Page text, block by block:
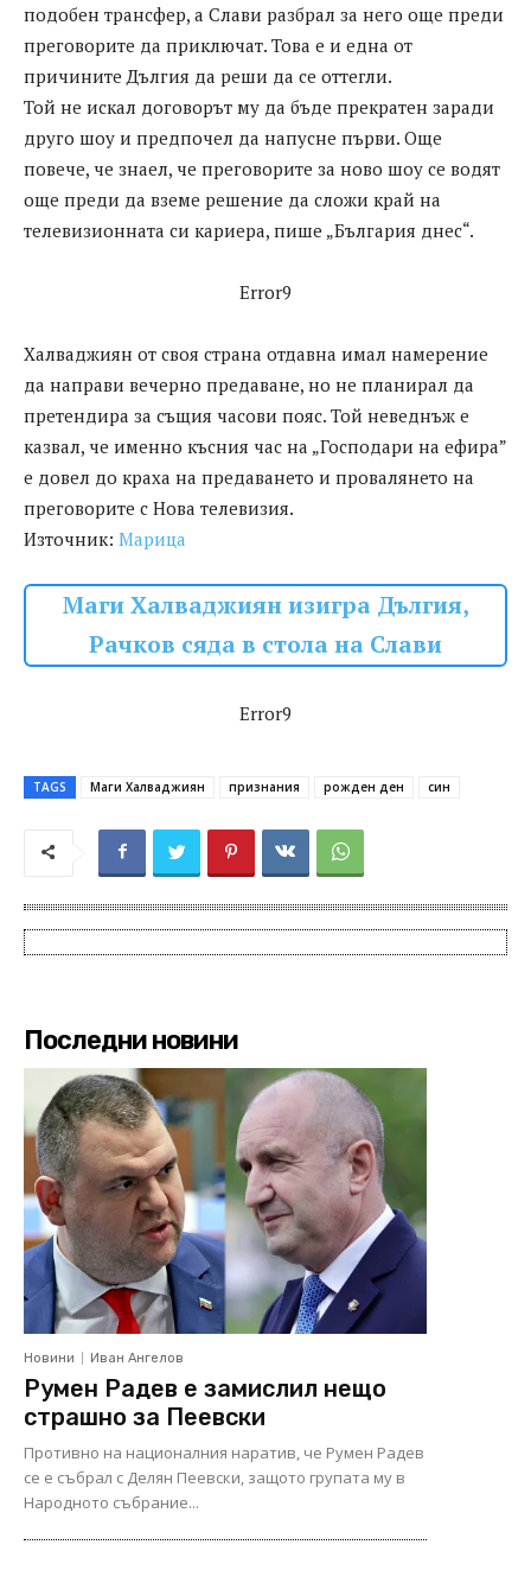
подобен трансфер, а Слави разбрал за него още преди
преговорите да приключат. Това е и една от
причините Дългия да реши да се оттегли.
Той не искал договорът му да бъде прекратен заради
друго шоу и предпочел да напусне първи. Още
повече, че знаел, че преговорите за ново шоу се водят
още преди да вземе решение да сложи край на
телевизионната си кариера, пише „България днес“.
Error9
Халваджиян от своя страна отдавна имал намерение
да направи вечерно предаване, но не планирал да
претендира за същия часови пояс. Той неведнъж е
казвал, че именно късния час на „Господари на ефира”
е довел до краха на предаването и провалянето на
преговорите с Нова телевизия.
Източник: Марица
Маги Халваджиян изигра Дългия,
Рачков сяда в стола на Слави
Error9
TAGS Маги Халваджиян признания рожден ден син
Последни новини
Новини Иван Ангелов
Румен Радев е замислил нещо
страшно за Пеевски
Противно на националния наратив, че Румен Радев
се е събрал с Делян Пеевски, защото групата му в
Народното събрание...